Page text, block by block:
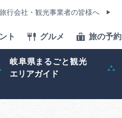
旅行会社・観光事業者の皆様へ
ト グルメ 旅の予約
岐阜県まるごと観光
エリアガイド